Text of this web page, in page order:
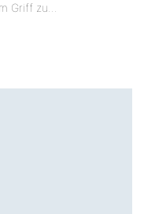
Griff zu...